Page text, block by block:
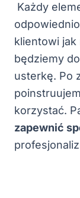
Każdy
klientowi jak
będziemy
usterkę. Po
korzystać.
zapewnić